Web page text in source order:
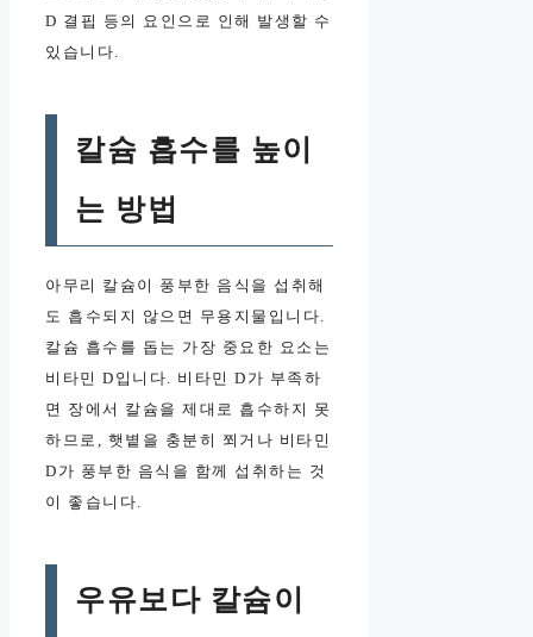
D 결핍 등의 요인으로 인해 발생할 수
있습니다.
칼슘 흡수를 높이
는 방법
아무리 칼슘이 풍부한 음식을 섭취해
도 흡수되지 않으면 무용지물입니다.
칼슘 흡수를 돕는 가장 중요한 요소는
비타민 D입니다. 비타민 D가 부족하
면 장에서 칼슘을 제대로 흡수하지 못
하므로, 햇볕을 충분히 쬐거나 비타민
D가 풍부한 음식을 함께 섭취하는 것
이 좋습니다.
우유보다 칼슘이